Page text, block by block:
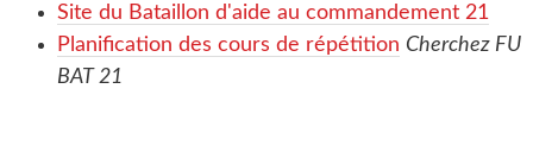
Site du Bataillon d'aide au commandement 21
Planification des cours de répétition Cherchez FU
BAT 21